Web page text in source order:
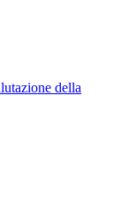
della